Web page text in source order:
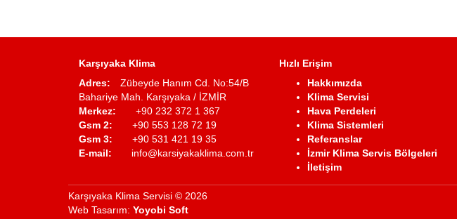
Karşıyaka Klima
Adres: Zübeyde Hanım Cd. No:54/B
Bahariye Mah. Karşıyaka / İZMİR
Merkez: +90 232 372 1 367
Gsm 2: +90 553 128 72 19
Gsm 3: +90 531 421 19 35
E-mail: info@karsiyakaklima.com.tr
Hızlı Erişim
Hakkımızda
Klima Servisi
Hava Perdeleri
Klima Sistemleri
Referanslar
İzmir Klima Servis Bölgeleri
İletişim
Karşıyaka Klima Servisi © 2026
Web Tasarım: Yoyobi Soft